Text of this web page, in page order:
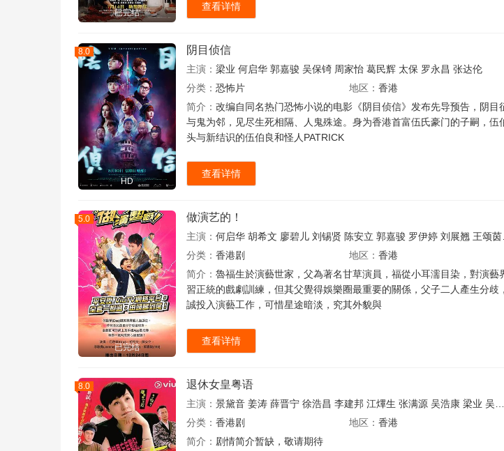
已完结
查看详情
8.0
HD
阴目侦信
主演： 梁业 何启华 郭嘉骏 吴保锜 周家怡 葛民辉 太保 罗永昌 张达伦
分类： 恐怖片 地区：香港
简介： 改编自同名热门恐怖小说的电影《阴目侦信》发布先导预告，
与鬼为邻，见尽生死相隔、人鬼殊途。身为香港首富伍氏豪门的子嗣，
头与新结识的伍伯良和怪人PATRICK
查看详情
5.0
已完结
做演艺的！
主演： 何启华 胡希文 廖碧儿 刘锡贤 陈安立 郭嘉骏 罗伊婷 刘展翘 王颂茵
分类： 香港剧 地区：香港
简介： 魯福生於演藝世家，父為著名甘草演員，福從小耳濡目染，對演
習正統的戲劇訓練，但其父覺得娛樂圈最重要的關係，父子二人產生分
誠投入演藝工作，可惜星途暗淡，究其外貌與
查看详情
8.0 退休女皇粤语
主演： 景黛音 姜涛 薛晋宁 徐浩昌 李建邦 江熚生 张满源 吴浩康 梁业 吴保锜
分类： 香港剧 地区：香港
简介： 剧情简介暂缺，敬请期待